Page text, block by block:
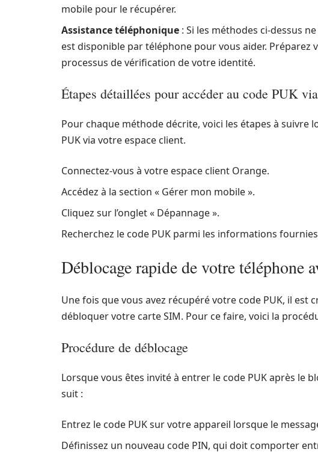
mobile pour le récupérer.
Assistance téléphonique : Si les méthodes ci-dessus
est disponible par téléphone pour vous aider.
processus de vérification de votre identité.
Étapes détaillées pour accéder au code PUK
Pour chaque méthode décrite, voici les étapes à suivre
PUK via votre espace client.
Connectez-vous à votre espace client Orange.
Accédez à la section « Gérer mon mobile ».
Cliquez sur l’onglet « Dépannage ».
Recherchez le code PUK parmi les informations
Déblocage rapide de votre téléphone
Une fois que vous avez récupéré votre code PUK, il
débloquer votre carte SIM. Pour ce faire, voici la
Procédure de déblocage
Lorsque vous êtes invité à entrer le code PUK après le
suit :
Entrez le code PUK sur votre appareil lorsque le
Définissez un nouveau code PIN, qui doit comporter